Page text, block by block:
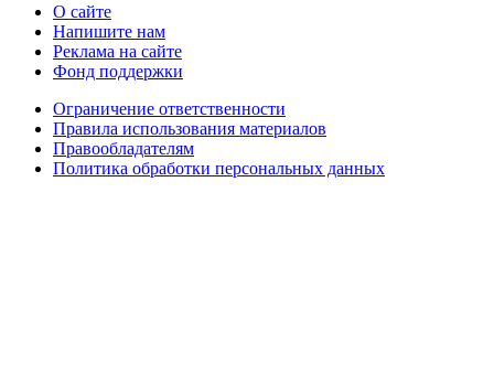
О сайте
Напишите нам
Реклама на сайте
Фонд поддержки
Ограничение ответственности
Правила использования материалов
Правообладателям
Политика обработки персональных данных